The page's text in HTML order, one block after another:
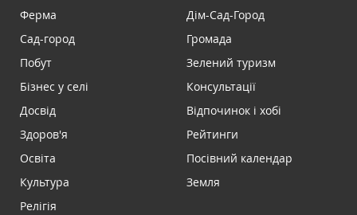
Ферма
Сад-город
Побут
Бізнес у селі
Досвід
Здоров'я
Освіта
Культура
Релігія
Дім-Сад-Город
Громада
Зелений туризм
Консультації
Відпочинок і хобі
Рейтинги
Посівний календар
Земля